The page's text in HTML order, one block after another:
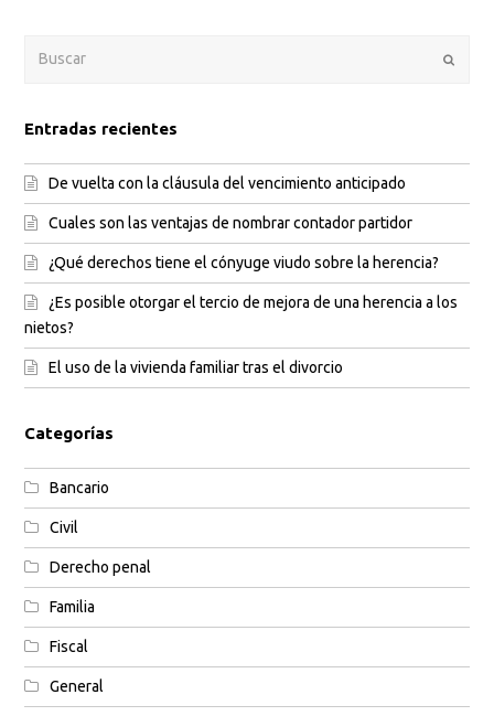
Entradas recientes
De vuelta con la cláusula del vencimiento anticipado
Cuales son las ventajas de nombrar contador partidor
¿Qué derechos tiene el cónyuge viudo sobre la herencia?
¿Es posible otorgar el tercio de mejora de una herencia a los
nietos?
El uso de la vivienda familiar tras el divorcio
Categorías
Bancario
Civil
Derecho penal
Familia
Fiscal
General